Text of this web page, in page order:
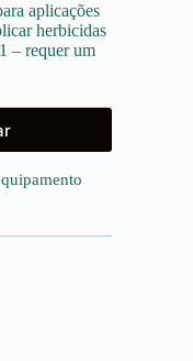
aplicações
herbicidas
– requer um